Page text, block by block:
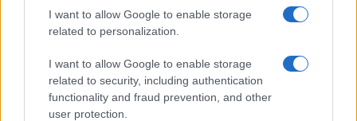
I want to allow Google to enable storage
related to personalization.
I want to allow Google to enable storage
related to security, including authentication
functionality and fraud prevention, and other
user protection.